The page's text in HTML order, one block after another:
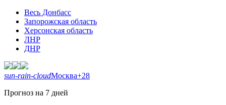
Весь Донбасс
Запорожская область
Херсонская область
ЛНР
ДНР
sun-rain-cloudМосква+28
Прогноз на 7 дней